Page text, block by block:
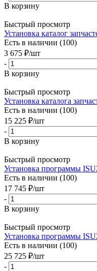
В корзину
Быстрый просмотр
Установка каталог
Есть в наличии (100)
3 675 ₽/шт
-
В корзину
Быстрый просмотр
Установка каталога
Есть в наличии (100)
15 225 ₽/шт
-
В корзину
Быстрый просмотр
Установка программы
Есть в наличии (100)
17 745 ₽/шт
-
В корзину
Быстрый просмотр
Установка программы
Есть в наличии (100)
25 725 ₽/шт
-